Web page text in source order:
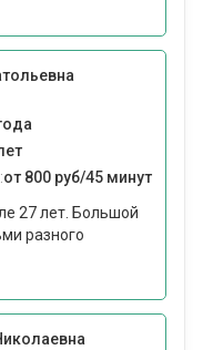
от 800 руб/45 минут
27 лет. Большой
разного